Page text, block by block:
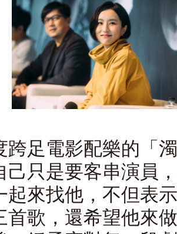
跨足電影配樂的「
己只是要客串演員
起來找他，不但表
首歌，還希望他來